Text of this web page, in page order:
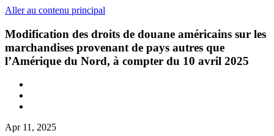
Aller au contenu principal
Modification des droits de douane américains sur les
marchandises provenant de pays autres que
l’Amérique du Nord, à compter du 10 avril 2025
Apr 11, 2025